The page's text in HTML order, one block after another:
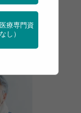
女性の健康
高齢者
療専門資
し）